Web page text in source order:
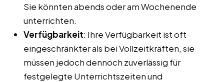
Sie könnten abends oder am Wochenende
unterrichten.
Verfügbarkeit: Ihre Verfügbarkeit ist oft
eingeschränkter als bei Vollzeitkräften, sie
müssen jedoch dennoch zuverlässig für
festgelegte Unterrichtszeiten und